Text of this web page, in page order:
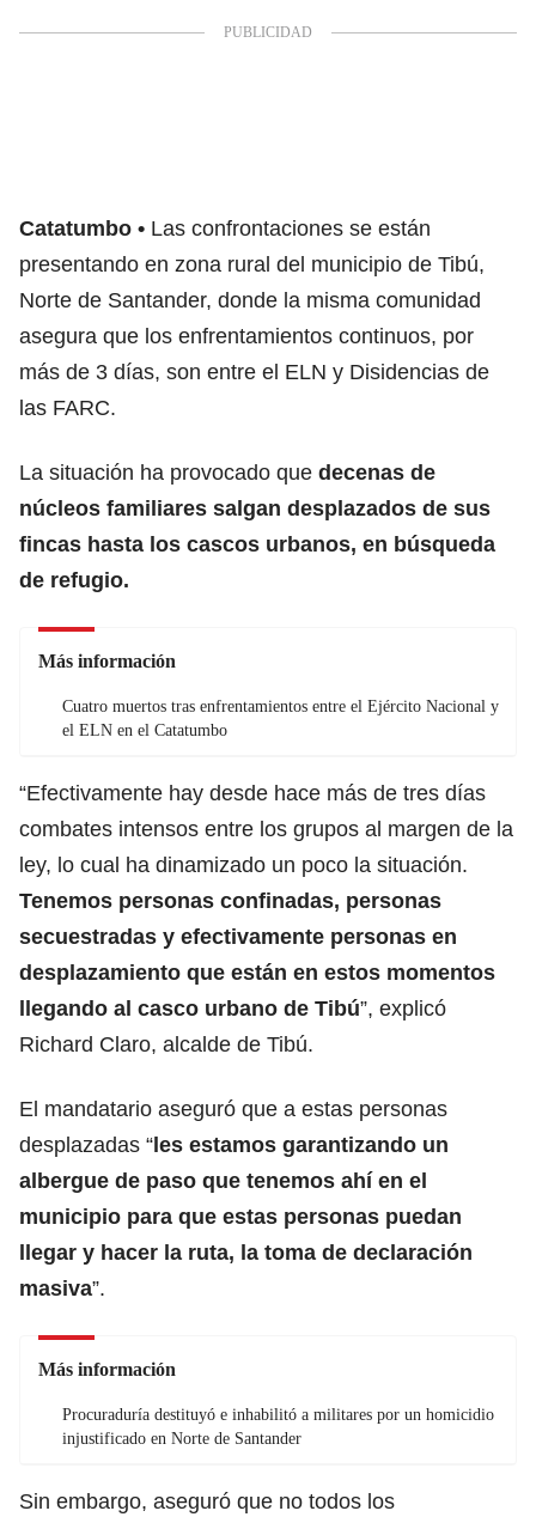
Catatumbo
Las confrontaciones se están
presentando en zona rural del municipio de Tibú,
Norte de Santander, donde la misma comunidad
asegura que los enfrentamientos continuos, por
más de 3 días, son entre el ELN y Disidencias de
las FARC.
La situación ha provocado que decenas de
núcleos familiares salgan desplazados de sus
fincas hasta los cascos urbanos, en búsqueda
de refugio.
Más información
Cuatro muertos tras enfrentamientos entre el Ejército Nacional y
el ELN en el Catatumbo
“Efectivamente hay desde hace más de tres días
combates intensos entre los grupos al margen de la
ley, lo cual ha dinamizado un poco la situación.
Tenemos personas confinadas, personas
secuestradas y efectivamente personas en
desplazamiento que están en estos momentos
llegando al casco urbano de Tibú”, explicó
Richard Claro, alcalde de Tibú.
El mandatario aseguró que a estas personas
desplazadas “les estamos garantizando un
albergue de paso que tenemos ahí en el
municipio para que estas personas puedan
llegar y hacer la ruta, la toma de declaración
masiva”.
Más información
Procuraduría destituyó e inhabilitó a militares por un homicidio
injustificado en Norte de Santander
Sin embargo, aseguró que no todos los